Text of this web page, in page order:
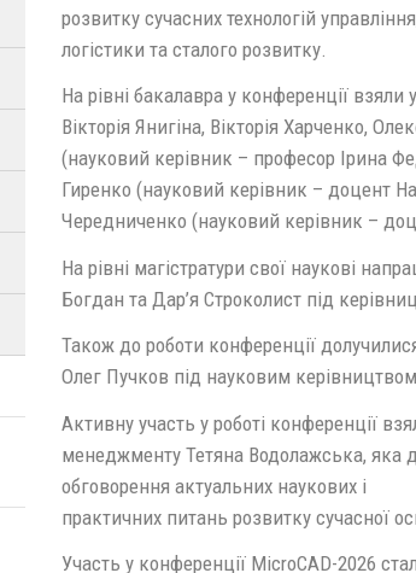
розвитку сучасних технологій
логістики та сталого розвитку.
На рівні бакалавра у конференції взяли
Вікторія Янигіна, Вікторія Харченко,
(науковий керівник – професор Ірина
Гиренко (науковий керівник – доцент
Чередниченко (науковий керівник –
На рівні магістратури свої наукові
Богдан та Дар’я Строколист під
Також до роботи конференції
Олег Пучков під науковим
Активну участь у роботі конференції
менеджменту Тетяна Водолажська, яка
обговорення актуальних наукових і
практичних питань розвитку сучасної
Участь у конференції MicroCAD-2026